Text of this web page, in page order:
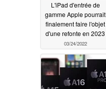
L'iPad d'entrée de
gamme Apple pourrait
finalement faire l'objet
d'une refonte en 2023
03/24/2022